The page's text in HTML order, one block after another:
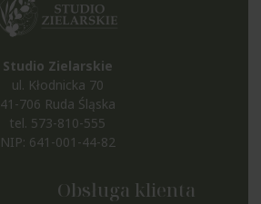
Studio Zielarskie
ul. Kłodnicka 70
41-706 Ruda Śląska
tel. 573-810-555
NIP: 641-001-44-82
Obsługa klienta